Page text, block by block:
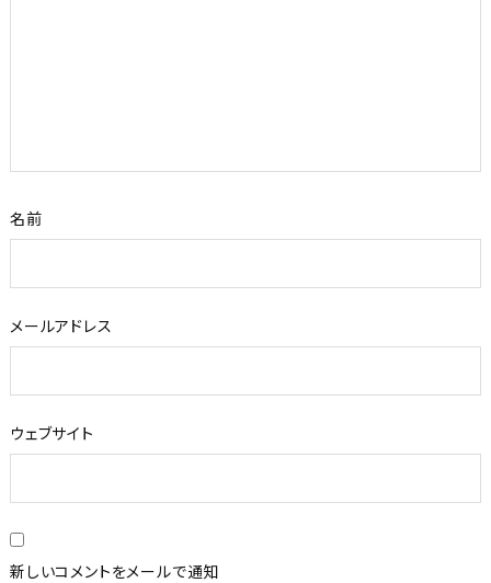
名前
メールアドレス
ウェブサイト
新しいコメントをメールで通知